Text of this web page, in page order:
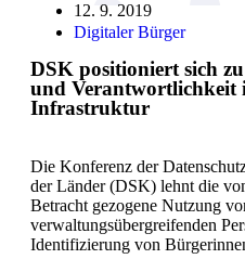
12. 9. 2019
Digitaler Bürger
DSK positioniert sich
und Verantwortlichkeit
Infrastruktur
Die Konferenz der
der Länder (DSK) lehnt die
Betracht gezogene Nutzung
verwaltungsübergreifenden
Identifizierung von